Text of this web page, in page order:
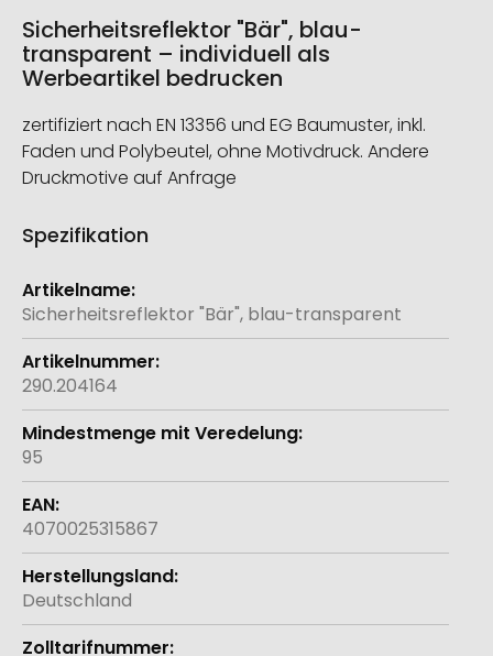
Sicherheitsreflektor "Bär", blau-
transparent – individuell als
Werbeartikel bedrucken
zertifiziert nach EN 13356 und EG Baumuster, inkl.
Faden und Polybeutel, ohne Motivdruck. Andere
Druckmotive auf Anfrage
Spezifikation
Weitere
Informationen
Sicherheitsreflektor "Bär", blau-transparent
290.204164
95
4070025315867
Deutschland